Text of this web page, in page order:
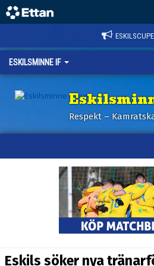
ESKILSMINNE IF
Respekt –
BILDER ESKILSCUPEN
Eskils söker nya